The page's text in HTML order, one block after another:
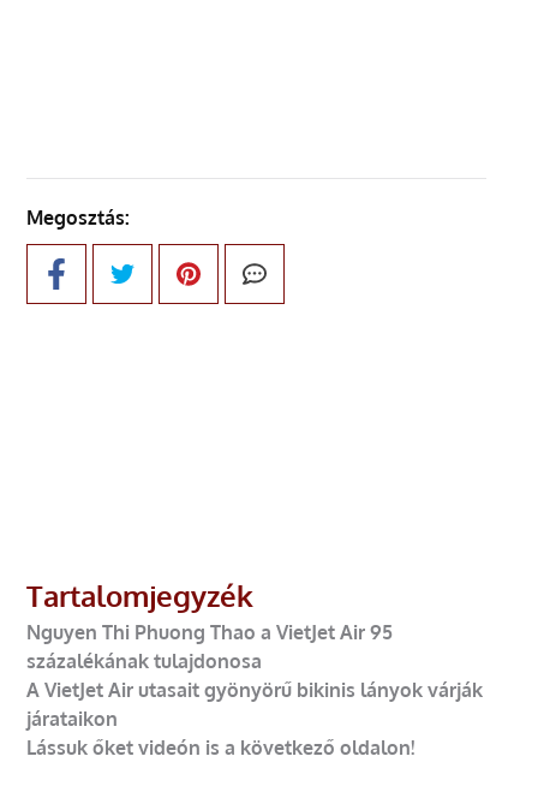
Megosztás:
Tartalomjegyzék
Nguyen Thi Phuong Thao a VietJet Air 95
százalékának tulajdonosa
A VietJet Air utasait gyönyörű bikinis lányok várják
járataikon
Lássuk őket videón is a következő oldalon!